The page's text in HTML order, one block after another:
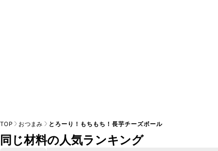
TOP おつまみ とろーり！もちもち！長芋チーズボール
同じ材料の人気ランキング